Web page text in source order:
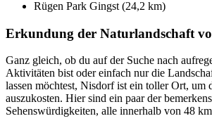
Rügen Park Gingst (24,2 km)
Erkundung der Naturlandschaft
Ganz gleich, ob du auf der Suche nach
Aktivitäten bist oder einfach nur die
lassen möchtest, Nisdorf ist ein toller Ort, um
auszukosten. Hier sind ein paar der
Sehenswürdigkeiten, alle innerhalb von 48